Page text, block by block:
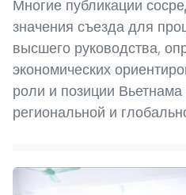
Многие публикации
значения съезда для
высшего руководства,
экономических
роли и позиции
региональной и